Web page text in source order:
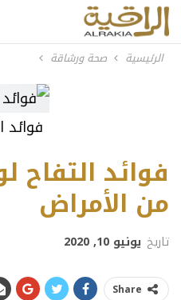
الرئيسية صحة ورشاقة
فوائد
فوائد التفاح
من الأمراض
تاريخ يونيو 10, 2020
Share